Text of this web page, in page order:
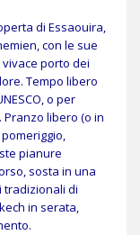
di Essaouira,
con le sue
porto dei
Tempo libero
o per
Pranzo libero (o in
pianure
sosta in una
tradizionali di
in serata,